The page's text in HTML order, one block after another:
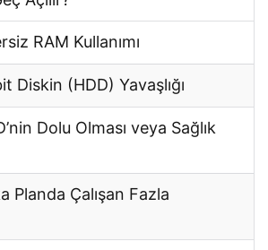
RAM Kullanımı
Diskin (HDD) Yavaşlığı
Dolu Olması veya Sağlık
Planda Çalışan Fazla